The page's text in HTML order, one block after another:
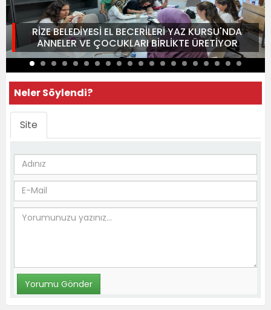
RİZE BELEDİYESİ EL BECERİLERİ YAZ KURSU'NDA
ANNELER VE ÇOCUKLARI BİRLİKTE ÜRETİYOR
Neler Söylendi?
Site